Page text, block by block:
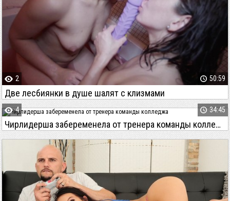
Две лесбиянки в душе шалят с клизмами
50:59
2
Чирлидерша забеременела от тренера команды колледжа
34:45
4